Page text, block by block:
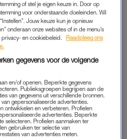
ontbreekt. Het leeuwendeel
van getuigen, onder wie
Sonja. Slachtoffers in de zaak zijn
Haak (2003), Willem Endstra
vanHolleedernog eenmaal
van hun uitvoerige verdediging.
Holleederaan dat hij zijn
woord ruim wil benutten.
of stel je eigen keuze in. Door op
voor onderstaande doeleinden. Wil
Jouw keuze kun je opnieuw
onderaan onze websites of in de menu’s
en cookiebeleid.
Raadpleeg ons
gegevens voor de volgende
en/of openen. Beperkte gegevens
Publieksgroepen begrijpen aan de
van gegevens uit verschillende bronnen.
gepersonaliseerde advertenties.
ontwikkelen en verbeteren. Profielen
advertenties. Beperkte
selecteren. Profielen aanmaken ter
gebruiken ter selectie van
van advertenties meten.